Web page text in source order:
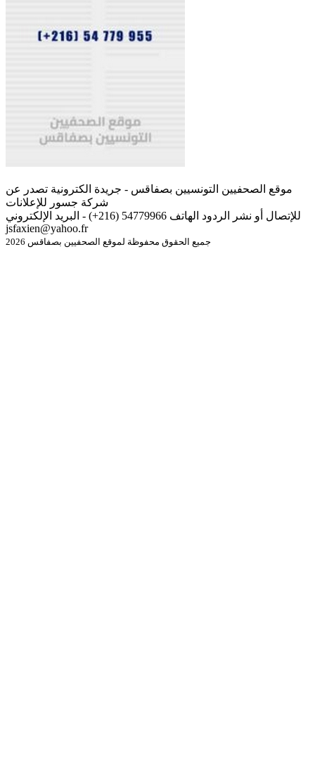
موقع الصحفيين التونسيين بصفاقس - جريدة الكترونية تصدر عن
شركة جسور للإعلانات
للإتصال أو نشر الردود الهاتف 54779966 (216+) - البريد الإلكتروني
jsfaxien@yahoo.fr
جميع الحقوق محفوظة لموقع الصحفيين بصفاقس 2026